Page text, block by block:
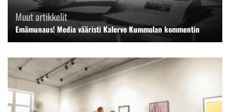
Muut artikkelit
Emämunaus! Media vääristi Kalervo Kummolan kommentin